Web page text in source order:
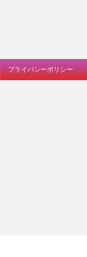
プライバシーポリシー